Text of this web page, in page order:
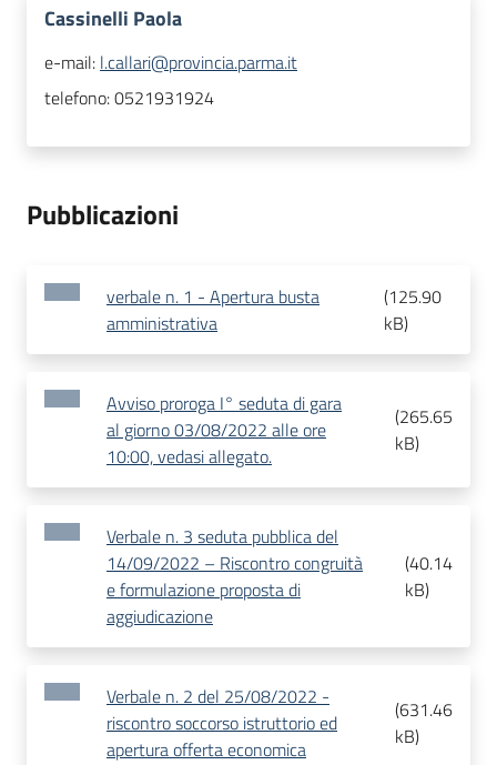
Cassinelli Paola
e-mail: l.callari@provincia.parma.it
telefono:0521931924
Pubblicazioni
verbale n. 1 - Apertura busta
amministrativa
(125.90
kB)
Avviso proroga I° seduta di gara
al giorno 03/08/2022 alle ore
10:00, vedasi allegato.
(265.65
kB)
Verbale n. 3 seduta pubblica del
14/09/2022 – Riscontro congruità
e formulazione proposta di
aggiudicazione
(40.14
kB)
Verbale n. 2 del 25/08/2022 -
riscontro soccorso istruttorio ed
apertura offerta economica
(631.46
kB)